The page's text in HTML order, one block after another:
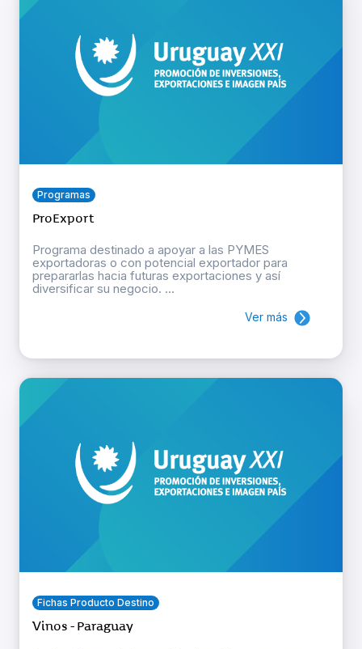
Programas
ProExport
Programa destinado a apoyar a las PYMES
exportadoras o con potencial exportador para
prepararlas hacia futuras exportaciones y así
diversificar su negocio. ...
Ver más
Fichas Producto Destino
Vinos - Paraguay